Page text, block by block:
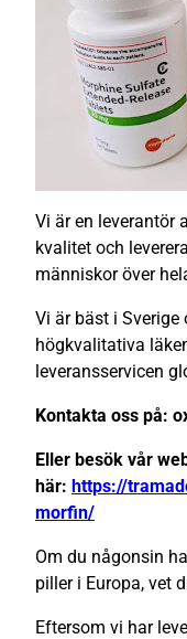
Vi är en leverantör
kvalitet och
människor över
Vi är bäst i Sverige
högkvalitativa
leveransservicen
Kontakta oss på:
Eller besök vår
här: https://
morfin/
Om du någonsin
piller i Europa, vet
Eftersom vi har